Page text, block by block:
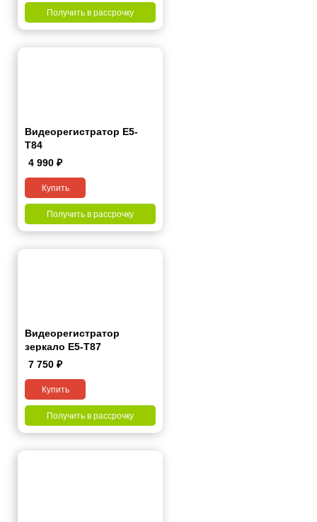
Получить в рассрочку
Видеорегистратор Е5-
Т84
4 990 ₽
Купить
Получить в рассрочку
Видеорегистратор
зеркало E5-T87
7 750 ₽
Купить
Получить в рассрочку